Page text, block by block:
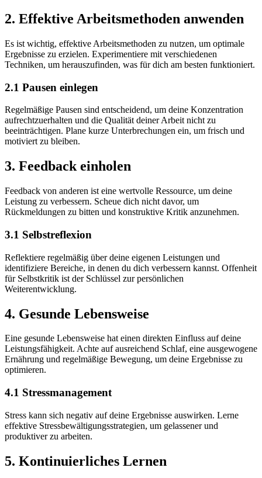
2. Effektive Arbeitsmethoden anwenden
Es ist wichtig, effektive Arbeitsmethoden zu nutzen, um optimale
Ergebnisse zu erzielen. Experimentiere mit verschiedenen
Techniken, um herauszufinden, was für dich am besten funktioniert.
2.1 Pausen einlegen
Regelmäßige Pausen sind entscheidend, um deine Konzentration
aufrechtzuerhalten und die Qualität deiner Arbeit nicht zu
beeinträchtigen. Plane kurze Unterbrechungen ein, um frisch und
motiviert zu bleiben.
3. Feedback einholen
Feedback von anderen ist eine wertvolle Ressource, um deine
Leistung zu verbessern. Scheue dich nicht davor, um
Rückmeldungen zu bitten und konstruktive Kritik anzunehmen.
3.1 Selbstreflexion
Reflektiere regelmäßig über deine eigenen Leistungen und
identifiziere Bereiche, in denen du dich verbessern kannst. Offenheit
für Selbstkritik ist der Schlüssel zur persönlichen
Weiterentwicklung.
4. Gesunde Lebensweise
Eine gesunde Lebensweise hat einen direkten Einfluss auf deine
Leistungsfähigkeit. Achte auf ausreichend Schlaf, eine ausgewogene
Ernährung und regelmäßige Bewegung, um deine Ergebnisse zu
optimieren.
4.1 Stressmanagement
Stress kann sich negativ auf deine Ergebnisse auswirken. Lerne
effektive Stressbewältigungsstrategien, um gelassener und
produktiver zu arbeiten.
5. Kontinuierliches Lernen